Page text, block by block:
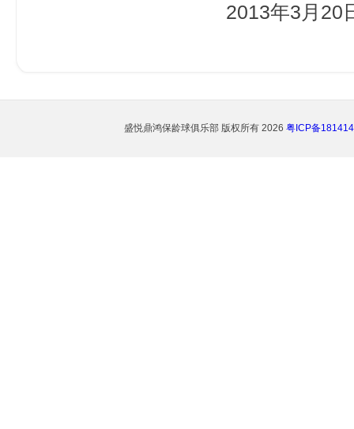
2013年3月20
盛悦鼎鸿保龄球俱乐部 版权所有 2026 粤ICP备